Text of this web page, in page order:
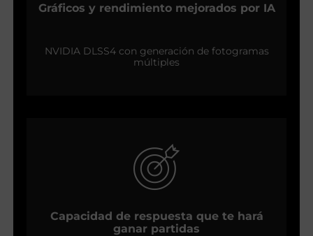
Gráficos y rendimiento mejorados por IA
NVIDIA DLSS4 con generación de fotogramas
múltiples
Capacidad de respuesta que te hará
ganar partidas